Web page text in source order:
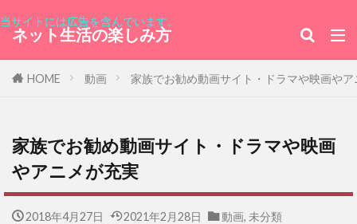
当サイトには広告を含んでいます。
ネット生活の楽しみ方
HOME 動画 家族でお勧め動画サイト・ドラマや映画や
家族でお勧め動画サイト・ドラマや映画
やアニメが充実
2018年4月27日 2021年2月28日 動画, 未分類